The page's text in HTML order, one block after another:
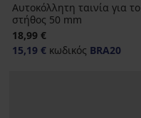
Αυτοκόλλητη ταινία για το
στήθος 50 mm
18,99 €
15,19 €κωδικός BRA20